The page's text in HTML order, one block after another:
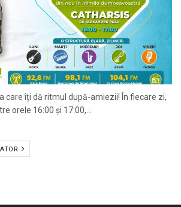
care îți dă ritmul după-amiezii! În fiecare zi,
orele 16:00 și 17:00,...